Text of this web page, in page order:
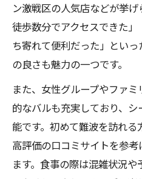
ン激戦区の人気店などが挙
徒歩数分でアクセスできた
ち寄れて便利だった」とい
の良さも魅力の一つです。
また、女性グループやファ
的なバルも充実しており、
能です。初めて難波を訪れ
高評価の口コミサイトを参
ます。食事の際は混雑状況